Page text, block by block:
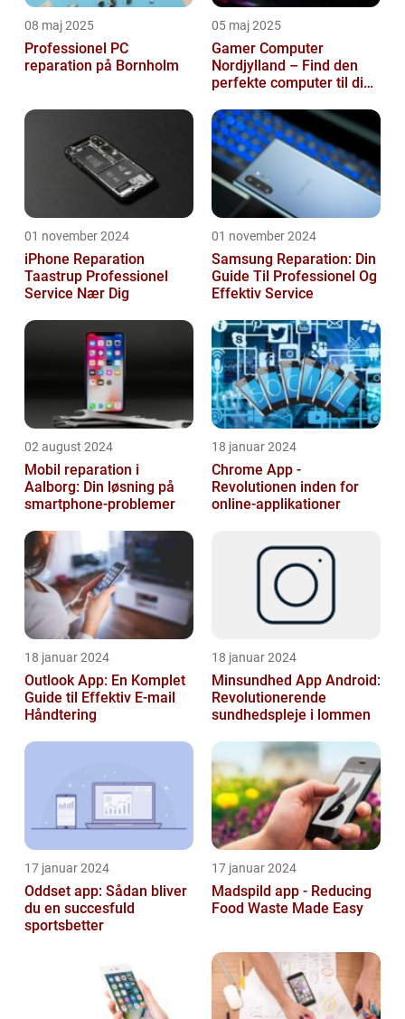
08 maj 2025
Professionel PC
reparation på Bornholm
05 maj 2025
Gamer Computer
Nordjylland – Find den
perfekte computer til din
01 november 2024
iPhone Reparation
Taastrup Professionel
Service Nær Dig
01 november 2024
Samsung Reparation: Din
Guide Til Professionel Og
Effektiv Service
02 august 2024
Mobil reparation i
Aalborg: Din løsning på
smartphone-problemer
18 januar 2024
Chrome App -
Revolutionen inden for
online-applikationer
18 januar 2024
Outlook App: En Komplet
Guide til Effektiv E-mail
Håndtering
18 januar 2024
Minsundhed App Android:
Revolutionerende
sundhedspleje i lommen
17 januar 2024
Oddset app: Sådan bliver
du en succesfuld
sportsbetter
17 januar 2024
Madspild app - Reducing
Food Waste Made Easy